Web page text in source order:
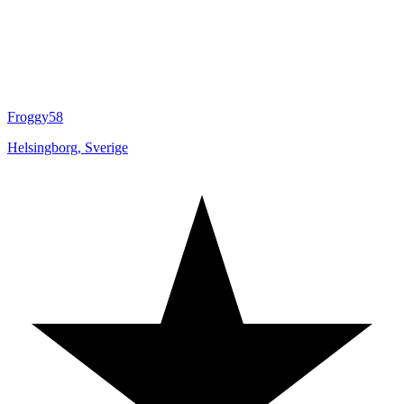
Froggy58
Helsingborg, Sverige